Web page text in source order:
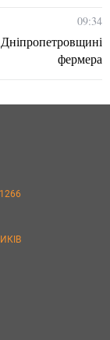
09:34
фермера